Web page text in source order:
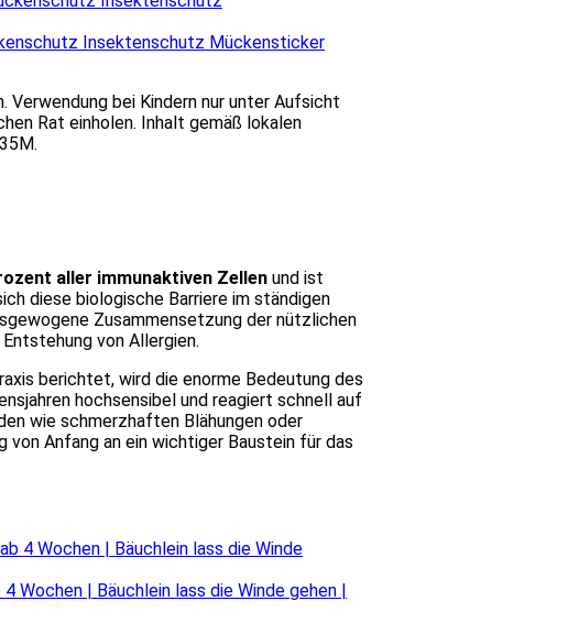
Insektenschutz Mückensticker
bei Kindern nur unter Aufsicht
Rat einholen. Inhalt gemäß lokalen
aller immunaktiven Zellen und ist
diese biologische Barriere im ständigen
Zusammensetzung der nützlichen
von Allergien.
berichtet, wird die enorme Bedeutung des
hochsensibel und reagiert schnell auf
wie schmerzhaften Blähungen oder
Anfang an ein wichtiger Baustein für das
Wochen | Bäuchlein lass die Winde gehen |